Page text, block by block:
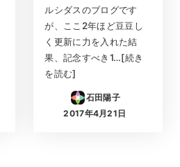
ルシダスのブログです
が、ここ2年ほど豆豆し
く更新に力を入れた結
果、記念すべき1…[続き
を読む]
石田陽子
投稿日
2017年4月21日